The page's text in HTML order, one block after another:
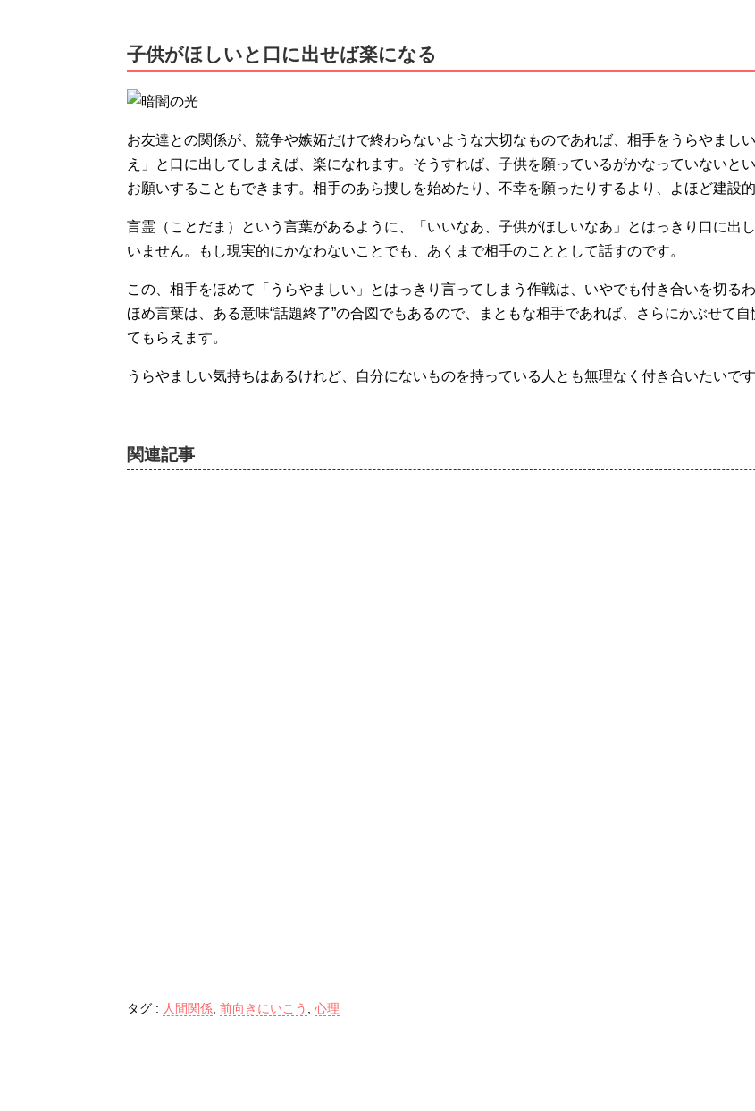
子供がほしいと口に出せば楽になる
お友達との関係が、競争や嫉妬だけで終わらないような大切なものであれば、相手をうらやまし
え」と口に出してしまえば、楽になれます。そうすれば、子供を願っているがかなっていないと
お願いすることもできます。相手のあら捜しを始めたり、不幸を願ったりするより、よほど建設的
言霊（ことだま）という言葉があるように、「いいなあ、子供がほしいなあ」とはっきり口に出
いません。もし現実的にかなわないことでも、あくまで相手のこととして話すのです。
この、相手をほめて「うらやましい」とはっきり言ってしまう作戦は、いやでも付き合いを切る
ほめ言葉は、ある意味“話題終了”の合図でもあるので、まともな相手であれば、さらにかぶせて
てもらえます。
うらやましい気持ちはあるけれど、自分にないものを持っている人とも無理なく付き合いたいです
関連記事
タグ : 人間関係, 前向きにいこう , 心理